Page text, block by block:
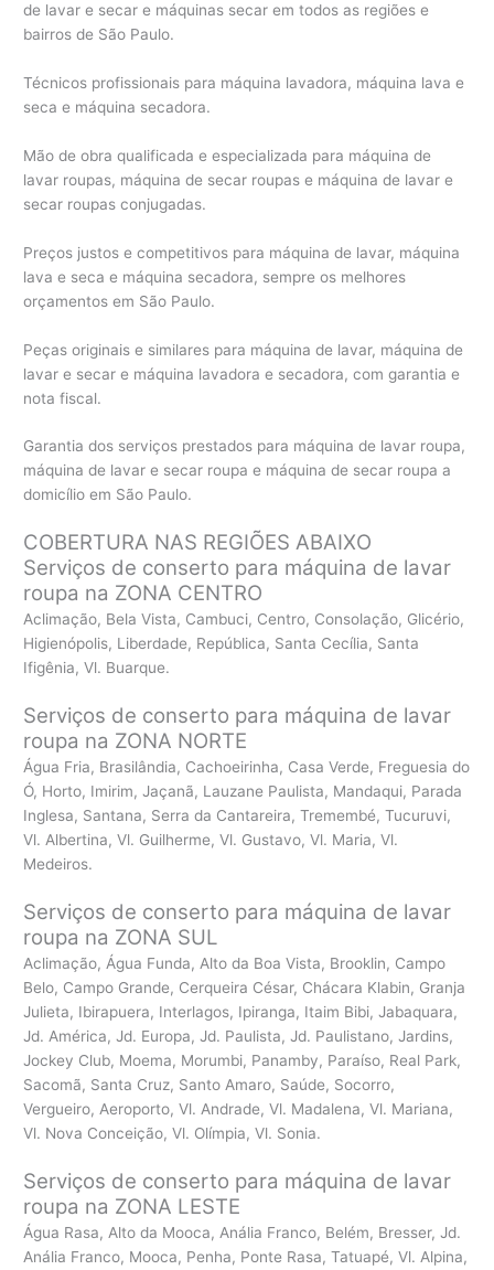
de lavar e secar e máquinas secar em todos as regiões e
bairros de São Paulo.
Técnicos profissionais para máquina lavadora, máquina lava e
seca e máquina secadora.
Mão de obra qualificada e especializada para máquina de
lavar roupas, máquina de secar roupas e máquina de lavar e
secar roupas conjugadas.
Preços justos e competitivos para máquina de lavar, máquina
lava e seca e máquina secadora, sempre os melhores
orçamentos em São Paulo.
Peças originais e similares para máquina de lavar, máquina de
lavar e secar e máquina lavadora e secadora, com garantia e
nota fiscal.
Garantia dos serviços prestados para máquina de lavar roupa,
máquina de lavar e secar roupa e máquina de secar roupa a
domicílio em São Paulo.
COBERTURA NAS REGIÕES ABAIXO
Serviços de conserto para máquina de lavar
roupa na ZONA CENTRO
Aclimação, Bela Vista, Cambuci, Centro, Consolação, Glicério,
Higienópolis, Liberdade, República, Santa Cecília, Santa
Ifigênia, Vl. Buarque.
Serviços de conserto para máquina de lavar
roupa na ZONA NORTE
Água Fria, Brasilândia, Cachoeirinha, Casa Verde, Freguesia do
Ó, Horto, Imirim, Jaçanã, Lauzane Paulista, Mandaqui, Parada
Inglesa, Santana, Serra da Cantareira, Tremembé, Tucuruvi,
Vl. Albertina, Vl. Guilherme, Vl. Gustavo, Vl. Maria, Vl.
Medeiros.
Serviços de conserto para máquina de lavar
roupa na ZONA SUL
Aclimação, Água Funda, Alto da Boa Vista, Brooklin, Campo
Belo, Campo Grande, Cerqueira César, Chácara Klabin, Granja
Julieta, Ibirapuera, Interlagos, Ipiranga, Itaim Bibi, Jabaquara,
Jd. América, Jd. Europa, Jd. Paulista, Jd. Paulistano, Jardins,
Jockey Club, Moema, Morumbi, Panamby, Paraíso, Real Park,
Sacomã, Santa Cruz, Santo Amaro, Saúde, Socorro,
Vergueiro, Aeroporto, Vl. Andrade, Vl. Madalena, Vl. Mariana,
Vl. Nova Conceição, Vl. Olímpia, Vl. Sonia.
Serviços de conserto para máquina de lavar
roupa na ZONA LESTE
Água Rasa, Alto da Mooca, Anália Franco, Belém, Bresser, Jd.
Anália Franco, Mooca, Penha, Ponte Rasa, Tatuapé, Vl. Alpina,